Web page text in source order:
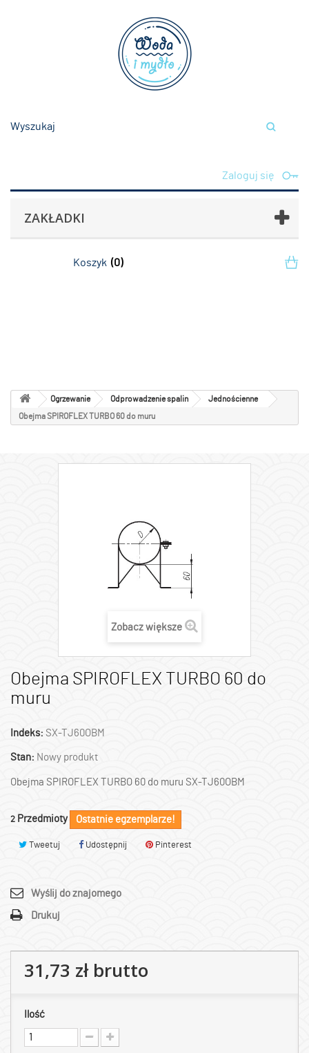
Zaloguj się
ZAKŁADKI
Koszyk (0)
Ogrzewanie Odprowadzenie spalin Jednościenne
Obejma SPIROFLEX TURBO 60 do muru
Zobacz większe
Obejma SPIROFLEX TURBO 60 do
muru
Indeks: SX-TJ60OBM
Stan: Nowy produkt
Obejma SPIROFLEX TURBO 60 do muru SX-TJ60OBM
2 Przedmioty Ostatnie egzemplarze!
Tweetuj Udostępnij Pinterest
Wyślij do znajomego
Drukuj
31,73 złbrutto
Ilość